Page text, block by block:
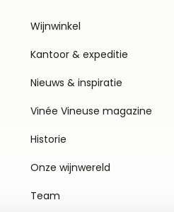
Wijnwinkel
Kantoor & expeditie
Nieuws & inspiratie
Vinée Vineuse magazine
Historie
Onze wijnwereld
Team